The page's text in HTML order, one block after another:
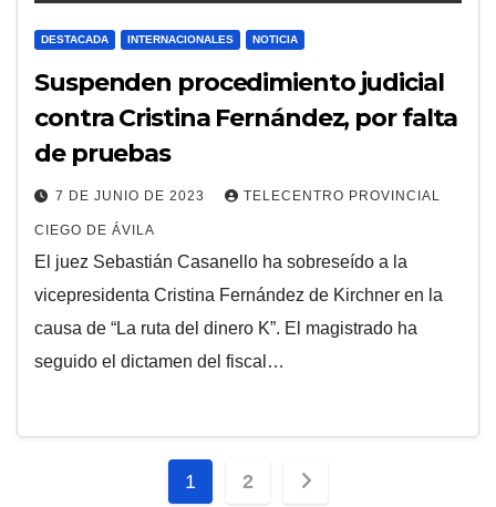
DESTACADA INTERNACIONALES NOTICIA
Suspenden procedimiento judicial
contra Cristina Fernández, por falta
de pruebas
7 DE JUNIO DE 2023 TELECENTRO PROVINCIAL
CIEGO DE ÁVILA
El juez Sebastián Casanello ha sobreseído a la
vicepresidenta Cristina Fernández de Kirchner en la
causa de “La ruta del dinero K”. El magistrado ha
seguido el dictamen del fiscal…
Paginación
1 2